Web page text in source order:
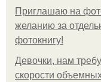
Приглашаю на
желанию за
фотокнигу!
Девочки, нам
скорости